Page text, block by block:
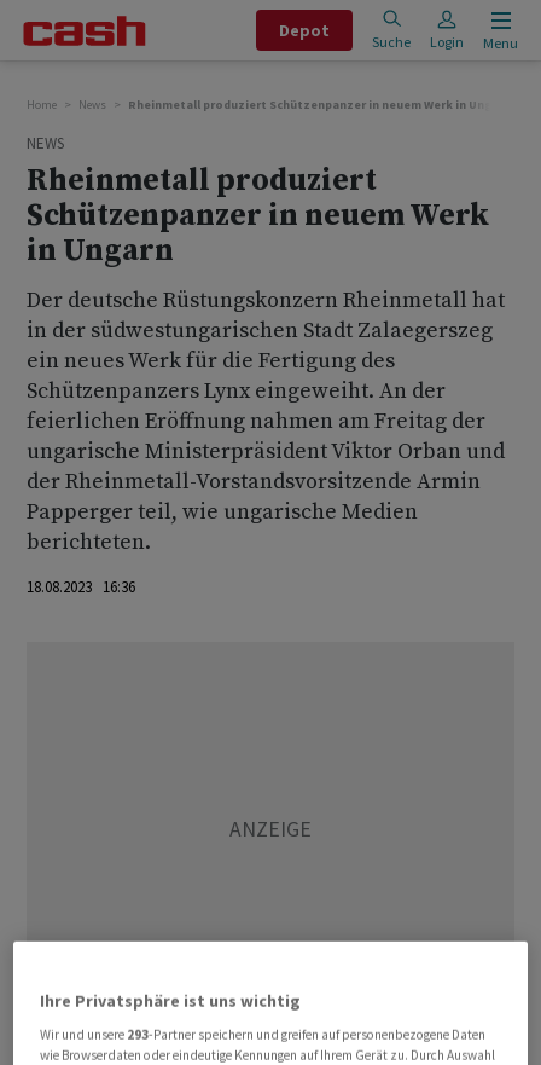
Depot
Suche Login Menu
Home News Rheinmetall produziert Schützenpanzer in neuem Werk in Ungarn
NEWS
Rheinmetall produziert
Schützenpanzer in neuem Werk
in Ungarn
Der deutsche Rüstungskonzern Rheinmetall hat
in der südwestungarischen Stadt Zalaegerszeg
ein neues Werk für die Fertigung des
Schützenpanzers Lynx eingeweiht. An der
feierlichen Eröffnung nahmen am Freitag der
ungarische Ministerpräsident Viktor Orban und
der Rheinmetall-Vorstandsvorsitzende Armin
Papperger teil, wie ungarische Medien
berichteten.
18.08.2023 16:36
Das Unternehmen produziere die Lynx-Schützenpanzer
Ihre Privatsphäre ist uns wichtig
Wir und unsere 293-Partner speichern und greifen auf personenbezogene Daten
wie Browserdaten oder eindeutige Kennungen auf Ihrem Gerät zu. Durch Auswahl